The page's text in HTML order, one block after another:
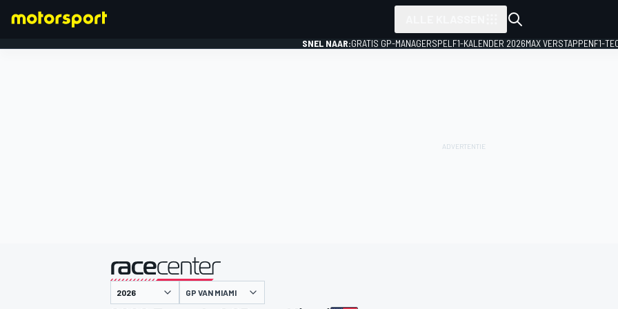
SNEL NAAR:GRATIS GP-MANAGERSPEL F1-KALENDER 2026MAX VERSTAPPENF1-
gepresenteerd door
GP VAN MIAMI